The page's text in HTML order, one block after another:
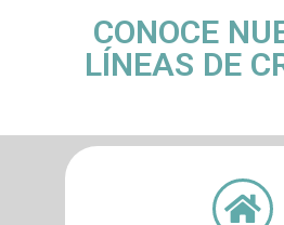
CONOCE
LÍNEAS DE